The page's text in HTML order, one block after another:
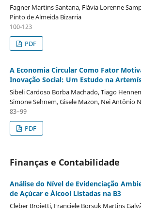
Fagner Martins Santana, Flávia Lorenne
Pinto de Almeida Bizarria
100-123
PDF
A Economia Circular Como Fator
Inovação Social: Um Estudo na
Sibeli Cardoso Borba Machado, Tiago
Simone Sehnem, Gisele Mazon, Nei Antônio
83–99
PDF
Finanças e Contabilidade
Análise do Nível de Evidenciação
de Açúcar e Álcool Listadas na B3
Cleber Broietti, Franciele Borsuk Martins